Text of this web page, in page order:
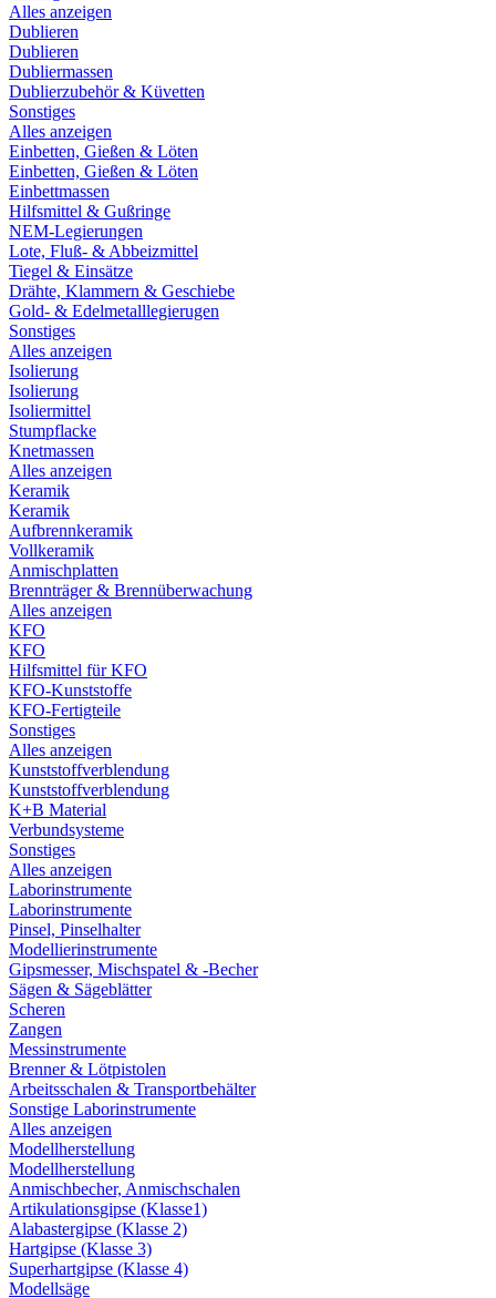
Alles anzeigen
Dublieren
Dublieren
Dubliermassen
Dublierzubehör & Küvetten
Sonstiges
Alles anzeigen
Einbetten, Gießen & Löten
Einbetten, Gießen & Löten
Einbettmassen
Hilfsmittel & Gußringe
NEM-Legierungen
Lote, Fluß- & Abbeizmittel
Tiegel & Einsätze
Drähte, Klammern & Geschiebe
Gold- & Edelmetalllegierugen
Sonstiges
Alles anzeigen
Isolierung
Isolierung
Isoliermittel
Stumpflacke
Knetmassen
Alles anzeigen
Keramik
Keramik
Aufbrennkeramik
Vollkeramik
Anmischplatten
Brennträger & Brennüberwachung
Alles anzeigen
KFO
KFO
Hilfsmittel für KFO
KFO-Kunststoffe
KFO-Fertigteile
Sonstiges
Alles anzeigen
Kunststoffverblendung
Kunststoffverblendung
K+B Material
Verbundsysteme
Sonstiges
Alles anzeigen
Laborinstrumente
Laborinstrumente
Pinsel, Pinselhalter
Modellierinstrumente
Gipsmesser, Mischspatel & -Becher
Sägen & Sägeblätter
Scheren
Zangen
Messinstrumente
Brenner & Lötpistolen
Arbeitsschalen & Transportbehälter
Sonstige Laborinstrumente
Alles anzeigen
Modellherstellung
Modellherstellung
Anmischbecher, Anmischschalen
Artikulationsgipse (Klasse1)
Alabastergipse (Klasse 2)
Hartgipse (Klasse 3)
Superhartgipse (Klasse 4)
Modellsäge